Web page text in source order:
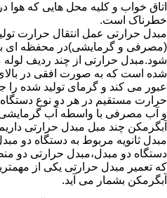
اتاق خواب و کلیه محل هایی که هوا
خطرناک است.
مبدل حرارتی عمل انتقال حرارت
(مصرفی و گرمایشی)در محفظه ای
شود.مبدل حرارتی از چند ردیف
شده است که به صورت افقی در
عبور می کند و گرمای تولید شده را
حرارت مستقیم در هر دو نوع
و آب مصرفی با واسطه آب گرمایشی
آبگرمکن چند مبل مبدل حرارتی
مبدل ثانویه مربوط به دستگاه دو
دستگاه دو مبدل،مبدل حرارتی دو
که تعمیر مبدل حرارتی یکی از
آبگرمکن بشمار می آید.